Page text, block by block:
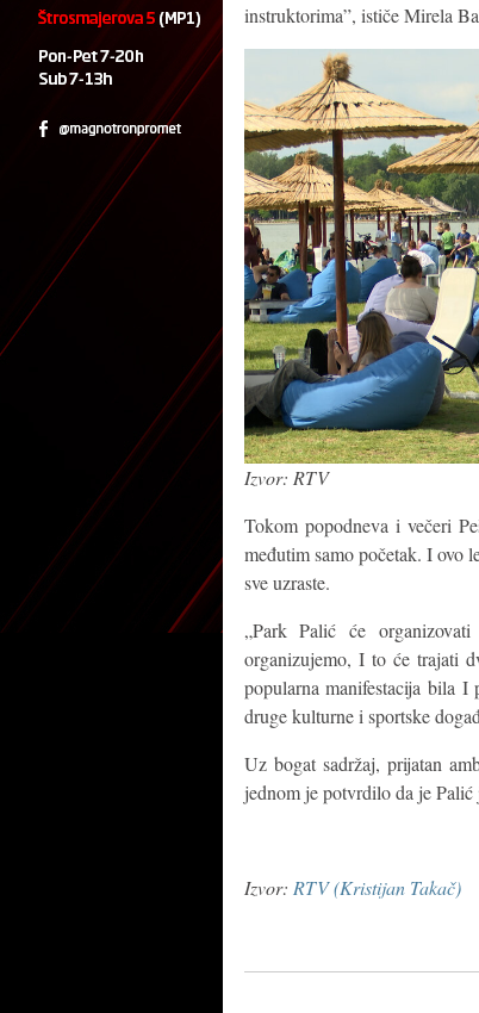
instruktorima”, ističe Mirela
Izvor: RTV
Tokom popodneva i večeri
međutim samo početak. I ovo
sve uzraste.
„Park Palić će
organizujemo, I to će trajati
popularna manifestacija bila
druge kulturne i sportske
Uz bogat sadržaj, prijatan
jednom je potvrdilo da je
Izvor: RTV (Kristijan Takač)